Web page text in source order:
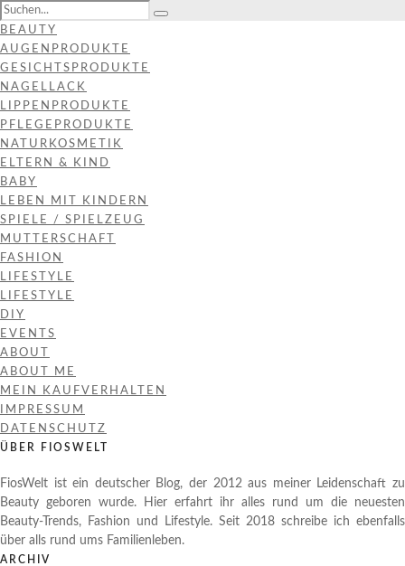
BEAUTY
AUGENPRODUKTE
GESICHTSPRODUKTE
NAGELLACK
LIPPENPRODUKTE
PFLEGEPRODUKTE
NATURKOSMETIK
ELTERN & KIND
BABY
LEBEN MIT KINDERN
SPIELE / SPIELZEUG
MUTTERSCHAFT
FASHION
LIFESTYLE
LIFESTYLE
DIY
EVENTS
ABOUT
ABOUT ME
MEIN KAUFVERHALTEN
IMPRESSUM
DATENSCHUTZ
ÜBER FIOSWELT
FiosWelt ist ein deutscher Blog, der 2012 aus meiner Leidenschaft zu
Beauty geboren wurde. Hier erfahrt ihr alles rund um die neuesten
Beauty-Trends, Fashion und Lifestyle. Seit 2018 schreibe ich ebenfalls
über alls rund ums Familienleben.
ARCHIV